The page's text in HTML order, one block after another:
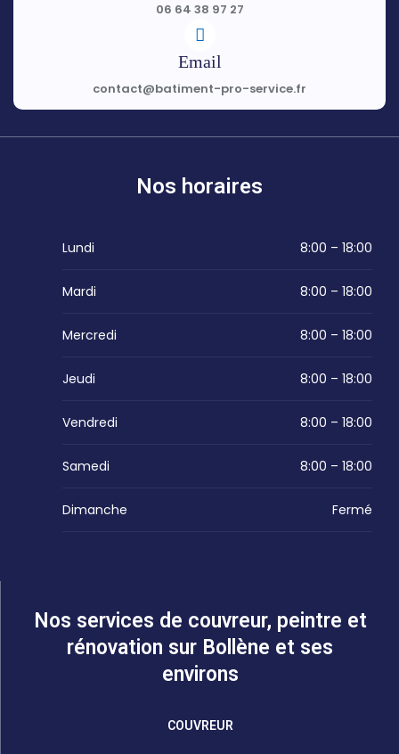
06 64 38 97 27
Email
contact@batiment-pro-service.fr
Nos horaires
Lundi 8:00 – 18:00
Mardi 8:00 – 18:00
Mercredi 8:00 – 18:00
Jeudi 8:00 – 18:00
Vendredi 8:00 – 18:00
Samedi 8:00 – 18:00
Dimanche Fermé
Nos services de couvreur, peintre et
rénovation sur Bollène et ses
environs
COUVREUR